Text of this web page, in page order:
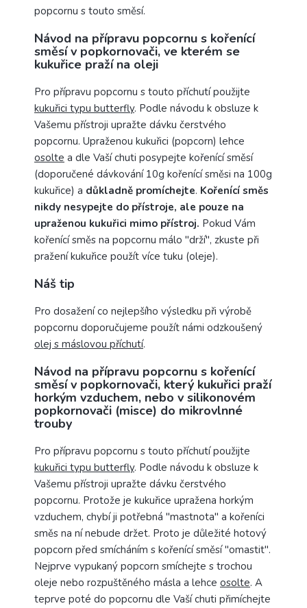
popcornu s touto směsí.
Návod na přípravu popcornu s kořenící
směsí v popkornovači, ve kterém se
kukuřice praží na oleji
Pro přípravu popcornu s touto příchutí použijte
kukuřici typu butterfly. Podle návodu k obsluze k
Vašemu přístroji upražte dávku čerstvého
popcornu. Upraženou kukuřici (popcorn) lehce
osolte a dle Vaší chuti posypejte kořenící směsí
(doporučené dávkování 10g kořenící směsi na 100g
kukuřice) a důkladně promíchejte. Kořenící směs
nikdy nesypejte do přístroje, ale pouze na
upraženou kukuřici mimo přístroj. Pokud Vám
kořenící směs na popcornu málo "drží", zkuste při
pražení kukuřice použít více tuku (oleje).
Náš tip
Pro dosažení co nejlepšího výsledku při výrobě
popcornu doporučujeme použít námi odzkoušený
olej s máslovou příchutí.
Návod na přípravu popcornu s kořenící
směsí v popkornovači, který kukuřici praží
horkým vzduchem, nebo v silikonovém
popkornovači (misce) do mikrovlnné
trouby
Pro přípravu popcornu s touto příchutí použijte
kukuřici typu butterfly. Podle návodu k obsluze k
Vašemu přístroji upražte dávku čerstvého
popcornu. Protože je kukuřice upražena horkým
vzduchem, chybí ji potřebná "mastnota" a kořeníci
směs na ní nebude držet. Proto je důležité hotový
popcorn před smícháním s kořenící směsí "omastit".
Nejprve vypukaný popcorn smíchejte s trochou
oleje nebo rozpuštěného másla a lehce osolte. A
teprve poté do popcornu dle Vaší chuti přimíchejte